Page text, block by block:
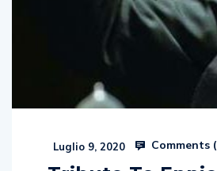
Tribute To Ennio